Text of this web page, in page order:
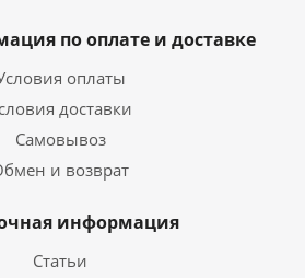
NVIDIA GeForce RTX 4070
Дискретная
12 ГБ
система
Windows 10 Pro Trial
по оплате и доставке
оплаты
доставки
Самовывоз
и возврат
информация
Статьи